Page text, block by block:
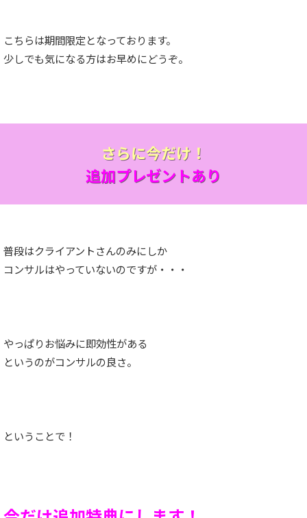
こちらは期間限定となっております。
少しでも気になる方はお早めにどうぞ。
さらに今だけ！
追加プレゼントあり
普段はクライアントさんのみにしか
コンサルはやっていないのですが・・・
やっぱりお悩みに即効性がある
というのがコンサルの良さ。
ということで！